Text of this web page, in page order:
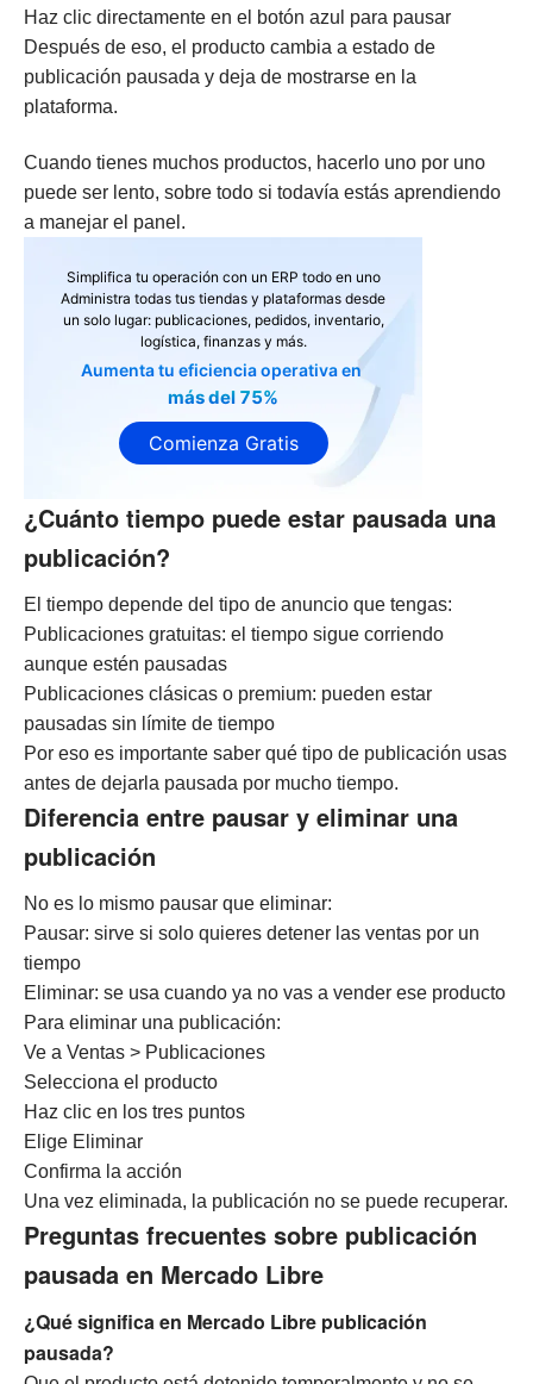
Haz clic directamente en el botón azul para pausar
Después de eso, el producto cambia a estado de
publicación pausada y deja de mostrarse en la
plataforma.
Cuando tienes muchos productos, hacerlo uno por uno
puede ser lento, sobre todo si todavía estás aprendiendo
a manejar el panel.
Simplifica tu operación con un ERP todo en uno
Administra todas tus tiendas y plataformas desde
un solo lugar: publicaciones, pedidos, inventario,
logística, finanzas y más.
Aumenta tu eficiencia operativa en
más del 75%
Comienza Gratis
¿Cuánto tiempo puede estar pausada una
publicación?
El tiempo depende del tipo de anuncio que tengas:
Publicaciones gratuitas: el tiempo sigue corriendo
aunque estén pausadas
Publicaciones clásicas o premium: pueden estar
pausadas sin límite de tiempo
Por eso es importante saber qué tipo de publicación usas
antes de dejarla pausada por mucho tiempo.
Diferencia entre pausar y eliminar una
publicación
No es lo mismo pausar que eliminar:
Pausar: sirve si solo quieres detener las ventas por un
tiempo
Eliminar: se usa cuando ya no vas a vender ese producto
Para eliminar una publicación:
Ve a Ventas > Publicaciones
Selecciona el producto
Haz clic en los tres puntos
Elige Eliminar
Confirma la acción
Una vez eliminada, la publicación no se puede recuperar.
Preguntas frecuentes sobre publicación
pausada en Mercado Libre
¿Qué significa en Mercado Libre publicación
pausada?